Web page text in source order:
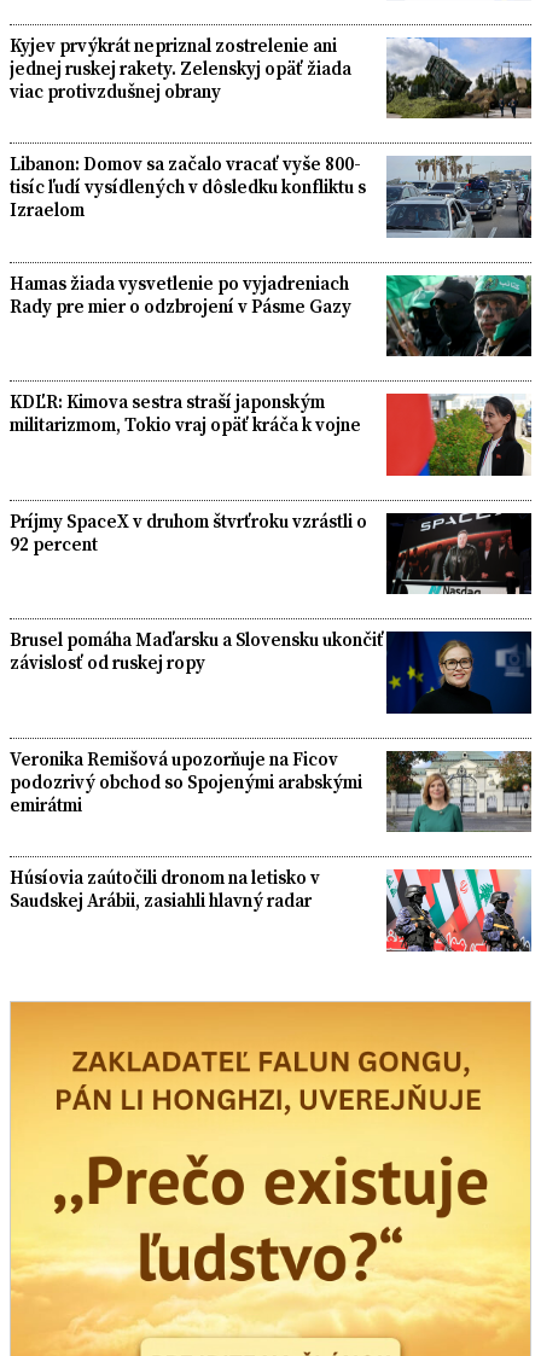
Kyjev prvýkrát nepriznal zostrelenie ani
jednej ruskej rakety. Zelenskyj opäť žiada
viac protivzdušnej obrany
Libanon: Domov sa začalo vracať vyše 800-
tisíc ľudí vysídlených v dôsledku konfliktu s
Izraelom
Hamas žiada vysvetlenie po vyjadreniach
Rady pre mier o odzbrojení v Pásme Gazy
KDĽR: Kimova sestra straší japonským
militarizmom, Tokio vraj opäť kráča k vojne
Príjmy SpaceX v druhom štvrťroku vzrástli o
92 percent
Brusel pomáha Maďarsku a Slovensku ukončiť
závislosť od ruskej ropy
Veronika Remišová upozorňuje na Ficov
podozrivý obchod so Spojenými arabskými
emirátmi
Húsíovia zaútočili dronom na letisko v
Saudskej Arábii, zasiahli hlavný radar